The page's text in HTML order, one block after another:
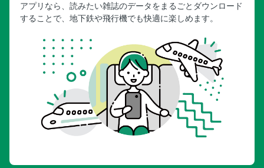
アプリなら、読みたい雑誌のデータをまるごとダウンロード
することで、地下鉄や飛行機でも快適に楽しめます。